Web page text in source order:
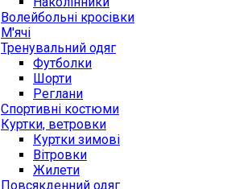
Волейбольні кросівки
М'ячі
Тренувальний одяг
Футболки
Шорти
Реглани
Спортивні костюми
Куртки, ветровки
Куртки зимові
Вітровки
Жилети
Повсякденний одяг